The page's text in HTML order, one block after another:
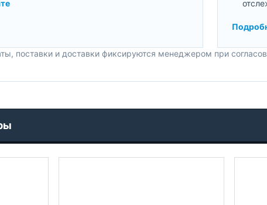
поставки и доставки фиксируются менеджером при